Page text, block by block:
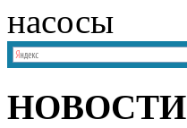
НОВОСТИ